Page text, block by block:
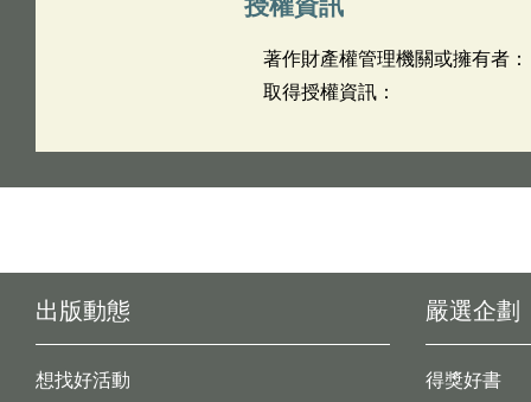
著作財產權管理機關或擁有者：
取得授權資訊：
出版動態
想找好活動
嚴選企劃
得獎好書